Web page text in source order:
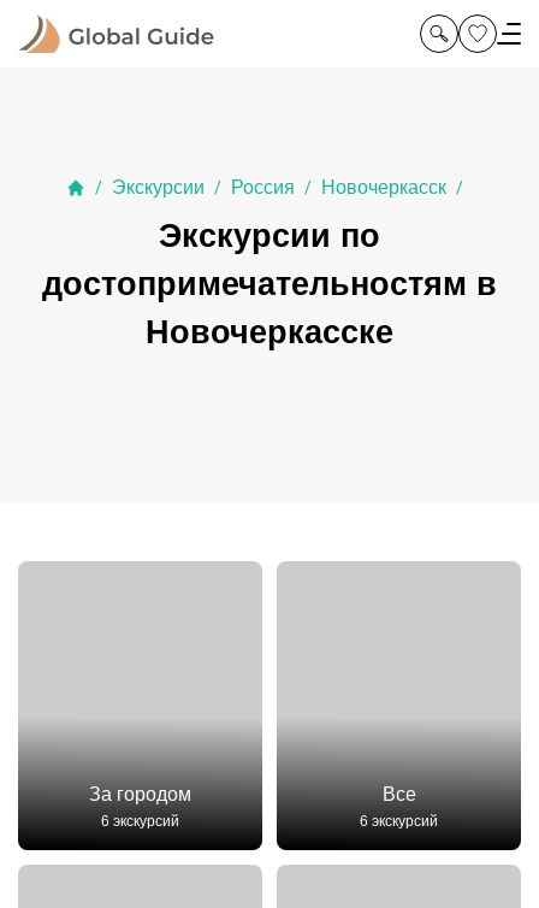
/ Экскурсии / Россия / Новочеркасск /
Экскурсии по
достопримечательностям в
Новочеркасске
За городом
6 экскурсий
Все
6 экскурсий